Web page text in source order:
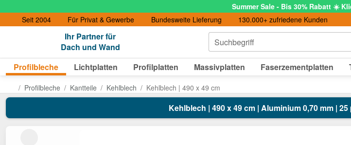
Summer Sale - Bis 30% Rabatt ☀️
Seit 2004
Für Privat & Gewerbe Bundesweite Lieferung 130.000+ zufriedene Kunden
Ihr Partner für
Dach und Wand
Suchbegriff
Profilbleche Lichtplatten Profilplatten Massivplatten Faserzementplatten
Profilbleche Kantteile Kehlblech Kehlblech | 490 x 49 cm
Kehlblech | 490 x 49 cm | Aluminium 0,70 mm |